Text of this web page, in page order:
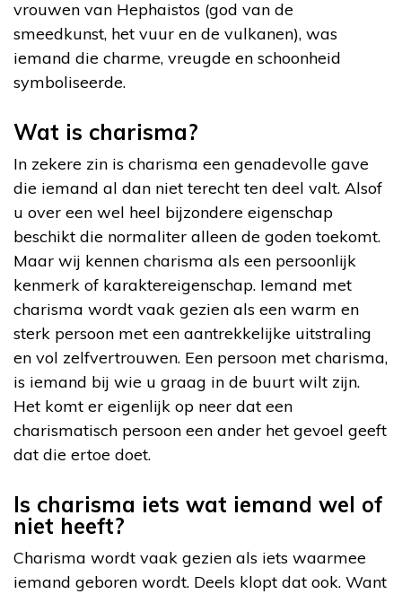
vrouwen van Hephaistos (god van de
smeedkunst, het vuur en de vulkanen), was
iemand die charme, vreugde en schoonheid
symboliseerde.
Wat is charisma?
In zekere zin is charisma een genadevolle gave
die iemand al dan niet terecht ten deel valt. Alsof
u over een wel heel bijzondere eigenschap
beschikt die normaliter alleen de goden toekomt.
Maar wij kennen charisma als een persoonlijk
kenmerk of karaktereigenschap. Iemand met
charisma wordt vaak gezien als een warm en
sterk persoon met een aantrekkelijke uitstraling
en vol zelfvertrouwen. Een persoon met charisma,
is iemand bij wie u graag in de buurt wilt zijn.
Het komt er eigenlijk op neer dat een
charismatisch persoon een ander het gevoel geeft
dat die ertoe doet.
Is charisma iets wat iemand wel of
niet heeft?
Charisma wordt vaak gezien als iets waarmee
iemand geboren wordt. Deels klopt dat ook. Want